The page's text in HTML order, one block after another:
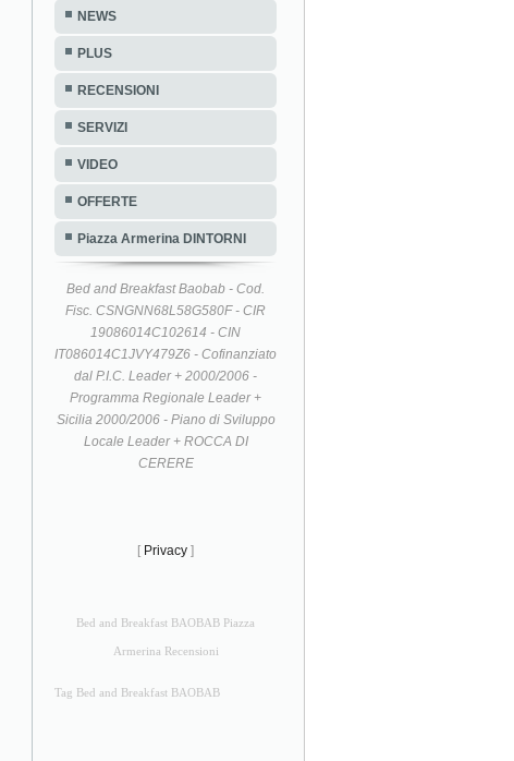
NEWS
PLUS
RECENSIONI
SERVIZI
VIDEO
OFFERTE
Piazza Armerina DINTORNI
Bed and Breakfast Baobab - Cod.
Fisc. CSNGNN68L58G580F - CIR
19086014C102614 - CIN
IT086014C1JVY479Z6 - Cofinanziato
dal P.I.C. Leader + 2000/2006 -
Programma Regionale Leader +
Sicilia 2000/2006 - Piano di Sviluppo
Locale Leader + ROCCA DI
CERERE
[ Privacy ]
Bed and Breakfast BAOBAB Piazza
Armerina Recensioni
Tag Bed and Breakfast BAOBAB